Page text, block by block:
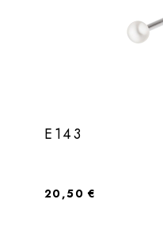
E143
Regulärer Preis:
20,50 €